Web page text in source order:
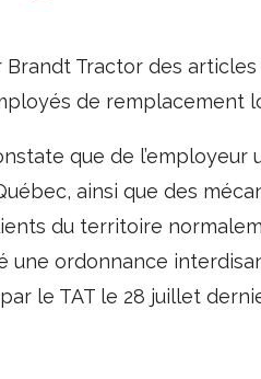
Tractor des articles
de remplacement
que de l’employeur
ainsi que des
du territoire
une ordonnance
le TAT le 28 juillet